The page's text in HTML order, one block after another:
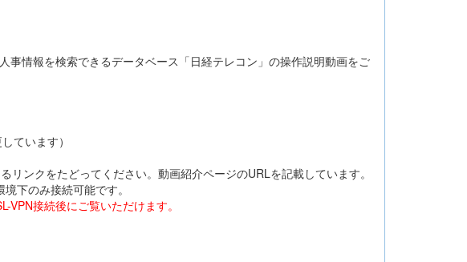
事情報を検索できるデータベース「日経テレコン」の操作説明動画をご
います）
ンクをたどってください。動画紹介ページのURLを記載しています。
下のみ接続可能です。
接続後にご覧いただけます。